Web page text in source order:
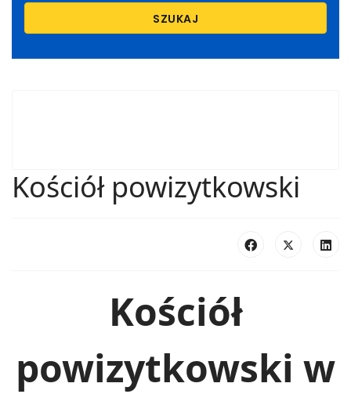
SZUKAJ
Kościół powizytkowski
Kościół
powizytkowski w